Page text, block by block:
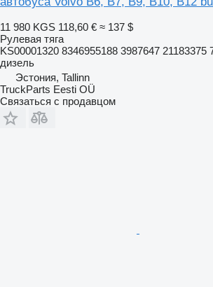
11 980 KGS 118,60 € ≈ 137 $
Рулевая тяга
KS00001320 8346955188 3987647 21183375
дизель
Эстония, Tallinn
TruckParts Eesti OÜ
Связаться с продавцом